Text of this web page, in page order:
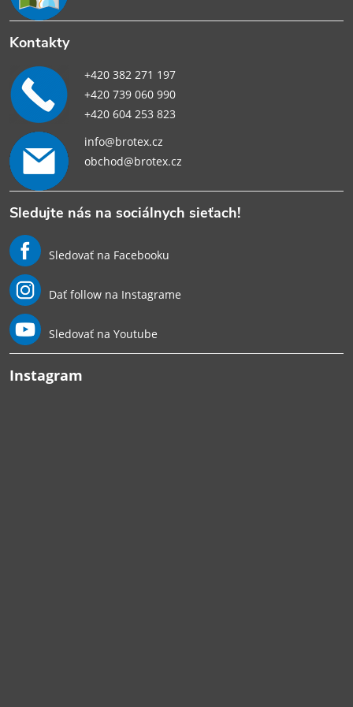
Kontakty
+420 382 271 197
+420 739 060 990
+420 604 253 823
info@brotex.cz
obchod@brotex.cz
Sledujte nás na sociálnych sieťach!
Sledovať na Facebooku
Dať follow na Instagrame
Sledovať na Youtube
Instagram